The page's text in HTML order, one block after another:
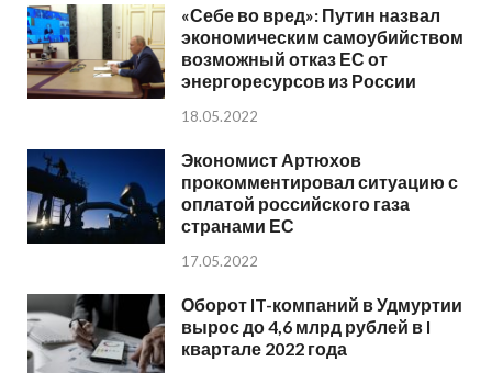
«Себе во вред»: Путин назвал
экономическим самоубийством
возможный отказ ЕС от
энергоресурсов из России
18.05.2022
Экономист Артюхов
прокомментировал ситуацию с
оплатой российского газа
странами ЕС
17.05.2022
Оборот IT-компаний в Удмуртии
вырос до 4,6 млрд рублей в I
квартале 2022 года